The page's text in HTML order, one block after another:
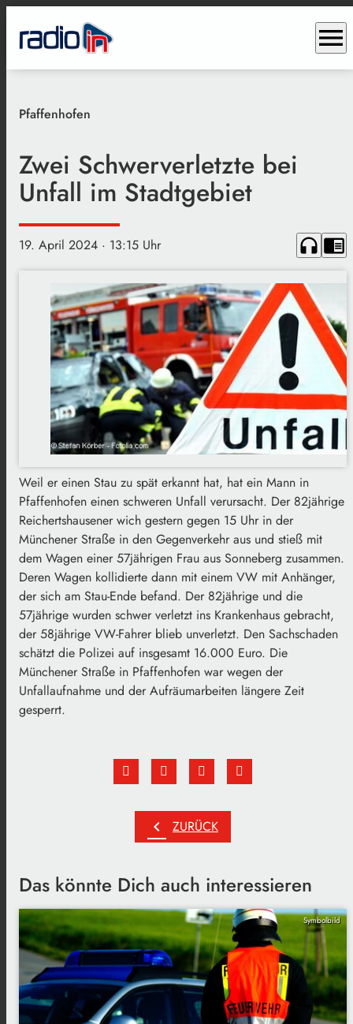
menu
Pfaffenhofen
Zwei Schwerverletzte bei
Unfall im Stadtgebiet
19. April 2024 · 13:15 Uhr headphones chrome_reader_mode
Weil er einen Stau zu spät erkannt hat, hat ein Mann in
Pfaffenhofen einen schweren Unfall verursacht. Der 82jährige
Reichertshausener wich gestern gegen 15 Uhr in der
Münchener Straße in den Gegenverkehr aus und stieß mit
dem Wagen einer 57jährigen Frau aus Sonneberg zusammen.
Deren Wagen kollidierte dann mit einem VW mit Anhänger,
der sich am Stau-Ende befand. Der 82jährige und die
57jährige wurden schwer verletzt ins Krankenhaus gebracht,
der 58jährige VW-Fahrer blieb unverletzt. Den Sachschaden
schätzt die Polizei auf insgesamt 16.000 Euro. Die
Münchener Straße in Pfaffenhofen war wegen der
Unfallaufnahme und der Aufräumarbeiten längere Zeit
gesperrt.
chevron_left ZURÜCK
Das könnte Dich auch interessieren
Symbolbild